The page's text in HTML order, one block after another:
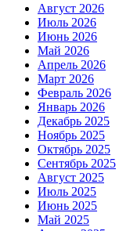
Август 2026
Июль 2026
Июнь 2026
Май 2026
Апрель 2026
Март 2026
Февраль 2026
Январь 2026
Декабрь 2025
Ноябрь 2025
Октябрь 2025
Сентябрь 2025
Август 2025
Июль 2025
Июнь 2025
Май 2025